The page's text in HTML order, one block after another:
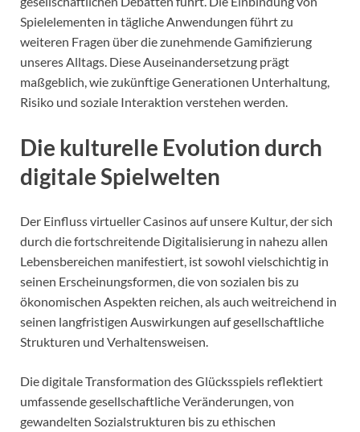
Spielelementen in tägliche Anwendungen führt zu
weiteren Fragen über die zunehmende Gamifizierung
unseres Alltags. Diese Auseinandersetzung prägt
maßgeblich, wie zukünftige Generationen Unterhaltung,
Risiko und soziale Interaktion verstehen werden.
Die kulturelle Evolution durch
digitale Spielwelten
Der Einfluss virtueller Casinos auf unsere Kultur, der sich
durch die fortschreitende Digitalisierung in nahezu allen
Lebensbereichen manifestiert, ist sowohl vielschichtig in
seinen Erscheinungsformen, die von sozialen bis zu
ökonomischen Aspekten reichen, als auch weitreichend in
seinen langfristigen Auswirkungen auf gesellschaftliche
Strukturen und Verhaltensweisen.
Die digitale Transformation des Glücksspiels reflektiert
umfassende gesellschaftliche Veränderungen, von
gewandelten Sozialstrukturen bis zu ethischen